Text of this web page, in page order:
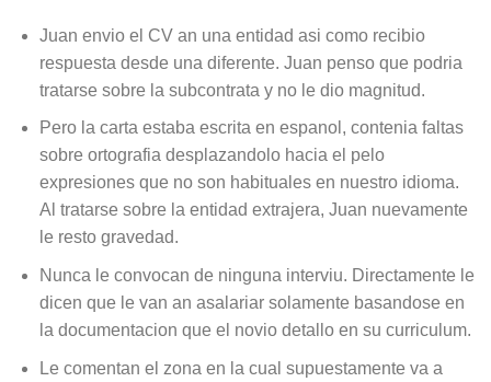
Juan envio el CV an una entidad asi­ como recibio
respuesta desde una diferente. Juan penso que podria
tratarse sobre la subcontrata y no le dio magnitud.
Pero la carta estaba escrita en espanol, contenia faltas
sobre ortografia desplazandolo hacia el pelo
expresiones que no son habituales en nuestro idioma.
Al tratarse sobre la entidad extrajera, Juan nuevamente
le resto gravedad.
Nunca le convocan de ninguna interviu. Directamente le
dicen que le van an asalariar solamente basandose en
la documentacion que el novio detallo en su curriculum.
Le comentan el zona en la cual supuestamente va a